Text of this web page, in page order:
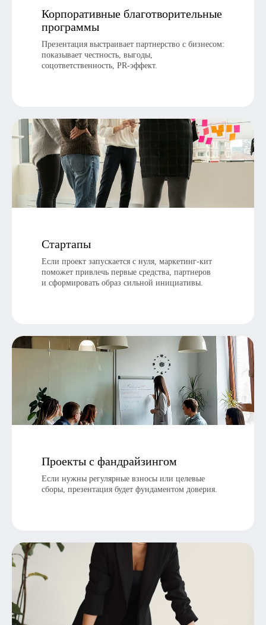
Корпоративные благотворительные
программы
Презентация выстраивает партнерство с бизнесом:
показывает честность, выгоды,
соцответственность, PR-эффект.
Стартапы
Если проект запускается с нуля, маркетинг-кит
поможет привлечь первые средства, партнеров
и сформировать образ сильной инициативы.
Проекты с фандрайзингом
Если нужны регулярные взносы или целевые
сборы, презентация будет фундаментом доверия.
© 2008—2025. Все права защищены.
Политика конфиденциальности
Информация на сайте не является публичной офертой